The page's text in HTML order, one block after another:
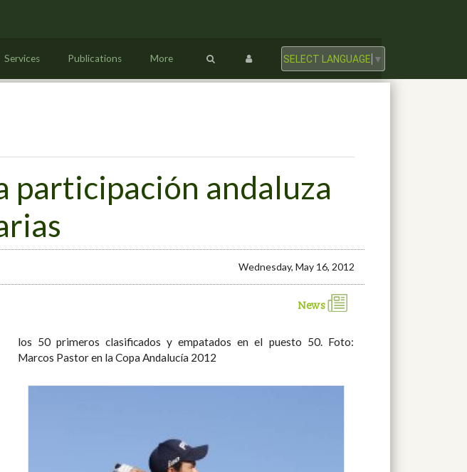
Services Publications More SELECT LANGUAGE ▼
participación andaluza
Wednesday, May 16, 2012
News
Marcos Pastor en la Copa Andalucía 2012